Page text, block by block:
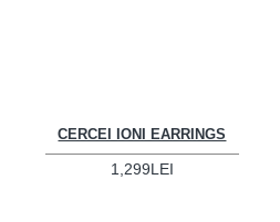
CERCEI IONI EARRINGS
1,299LEI